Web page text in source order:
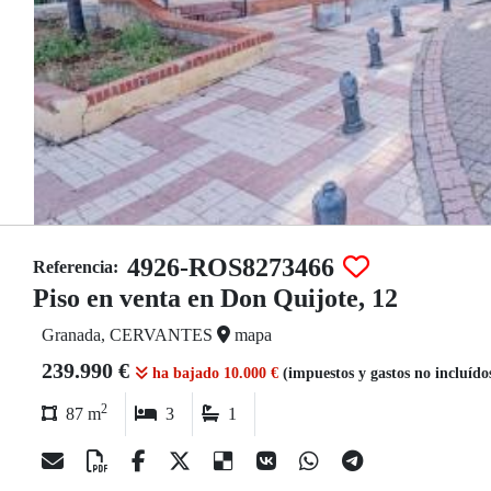
Referencia: 4926-ROS8273466
Piso en venta en Don Quijote, 12
Granada, CERVANTES mapa
239.990 € ha bajado 10.000 € (impuestos y gastos no
87 m2 3 1